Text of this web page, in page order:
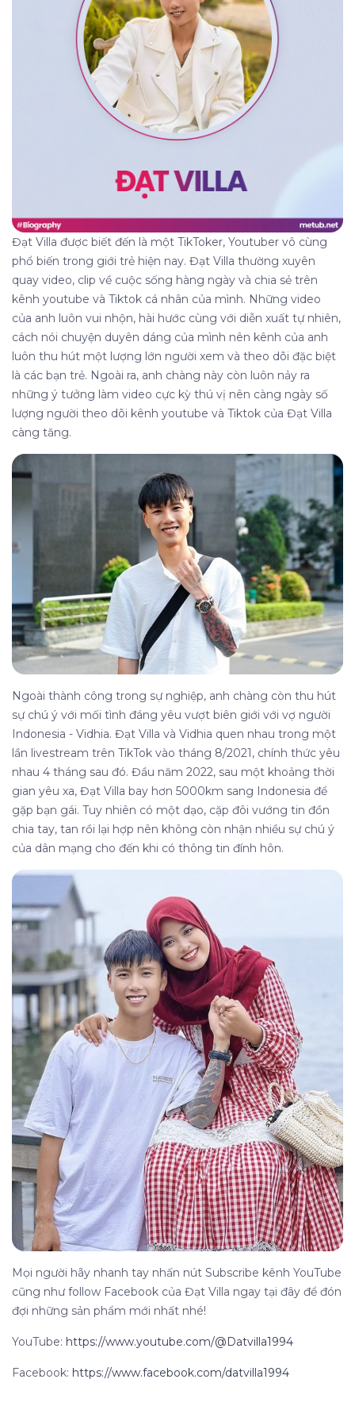
Đạt Villa được biết đến là một TikToker, Youtuber vô cùng
phổ biến trong giới trẻ hiện nay. Đạt Villa thường xuyên
quay video, clip về cuộc sống hàng ngày và chia sẻ trên
kênh youtube và Tiktok cá nhân của mình. Những video
của anh luôn vui nhộn, hài hước cùng với diễn xuất tự nhiên,
cách nói chuyện duyên dáng của mình nên kênh của anh
luôn thu hút một lượng lớn người xem và theo dõi đặc biệt
là các bạn trẻ. Ngoài ra, anh chàng này còn luôn nảy ra
những ý tưởng làm video cực kỳ thú vị nên càng ngày số
lượng người theo dõi kênh youtube và Tiktok của Đạt Villa
càng tăng.
Ngoài thành công trong sự nghiệp, anh chàng còn thu hút
sự chú ý với mối tình đáng yêu vượt biên giới với vợ người
Indonesia - Vidhia. Đạt Villa và Vidhia quen nhau trong một
lần livestream trên TikTok vào tháng 8/2021, chính thức yêu
nhau 4 tháng sau đó. Đầu năm 2022, sau một khoảng thời
gian yêu xa, Đạt Villa bay hơn 5000km sang Indonesia để
gặp bạn gái. Tuy nhiên có một dạo, cặp đôi vướng tin đồn
chia tay, tan rồi lại hợp nên không còn nhận nhiều sự chú ý
của dân mạng cho đến khi có thông tin đính hôn.
Mọi người hãy nhanh tay nhấn nút Subscribe kênh YouTube
cũng như follow Facebook của Đạt Villa ngay tại đây để đón
đợi những sản phẩm mới nhất nhé!
YouTube: https://www.youtube.com/@Datvilla1994
Facebook: https://www.facebook.com/datvilla1994